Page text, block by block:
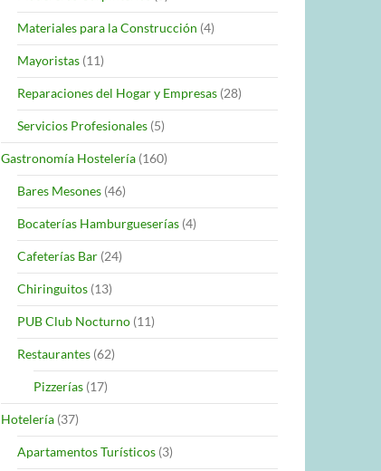
Materiales para la Construcción (4)
Mayoristas (11)
Reparaciones del Hogar y Empresas (28)
Servicios Profesionales (5)
Gastronomía Hostelería (160)
Bares Mesones (46)
Bocaterías Hamburgueserías (4)
Cafeterías Bar (24)
Chiringuitos (13)
PUB Club Nocturno (11)
Restaurantes (62)
Pizzerías (17)
Hotelería (37)
Apartamentos Turísticos (3)